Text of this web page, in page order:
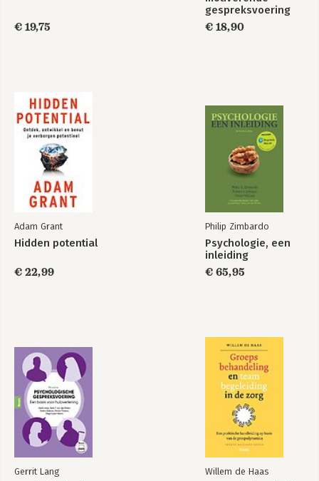
Brein Training
Het Neurogram op
Bekijk alle boeken
€ 19,75
gespreksvoering
€ 18,90
Adam Grant
Hidden potential
€ 22,99
Philip Zimbardo
Psychologie, een
inleiding
€ 65,95
Gerrit Lang Willem de Haas